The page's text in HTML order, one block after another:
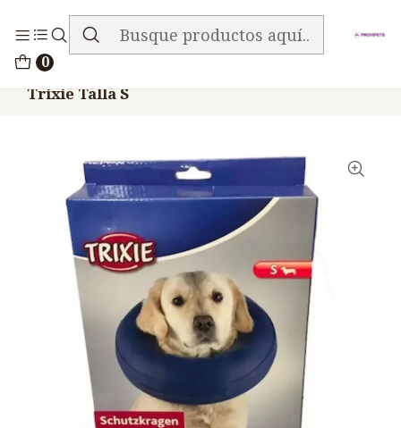
0
ENVIO GRATIS EN TODA LA TIENDA
Inicio
Trixie Talla S